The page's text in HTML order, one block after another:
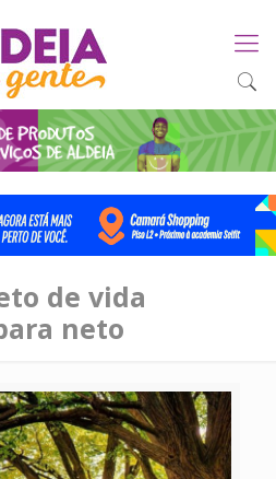
de vida
neto